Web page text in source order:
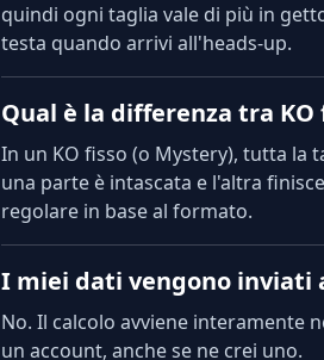
quindi ogni taglia vale di più in
testa quando arrivi all'heads-up.
Qual è la differenza tra KO
In un KO fisso (o Mystery), tutta la
una parte è intascata e l'altra
regolare in base al formato.
I miei dati vengono inviati
No. Il calcolo avviene interamente
un account, anche se ne crei uno.